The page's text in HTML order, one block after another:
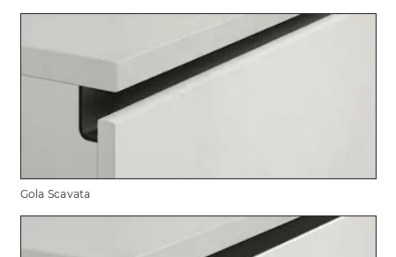
Gola Scavata